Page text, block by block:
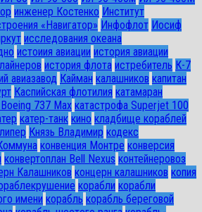
инженер Костенко Институт
«Навигатор» Инфофлот Иосиф
исследования океана
истоиия авиации история авиации
история флота истребитель К-7
авиазавод Кайман калашников капитан
Каспийская флотилия катамаран
737 Max катастрофа Superjet 100
катер-танк кино кладбище кораблей
Князь Владимир кодекс
конвенция Монтре конверсия
конвертоплан Bell Nexus контейнеровоз
Калашников концерн калашников копия
корабли корабли
имени корабль корабль береговой